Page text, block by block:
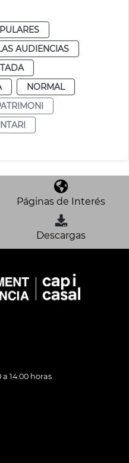
AUDIENCIAS
NORMAL
Páginas de Interés
Descargas
14:00 horas